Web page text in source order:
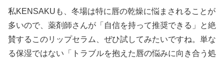
私KENSAKUも、冬場は特に唇の乾燥に悩まされることが
多いので、薬剤師さんが「自信を持って推奨できる」と絶
賛するこのリップセラム、ぜひ試してみたいですね。単な
る保湿ではない「トラブルを抱えた唇の悩みに向き合う処